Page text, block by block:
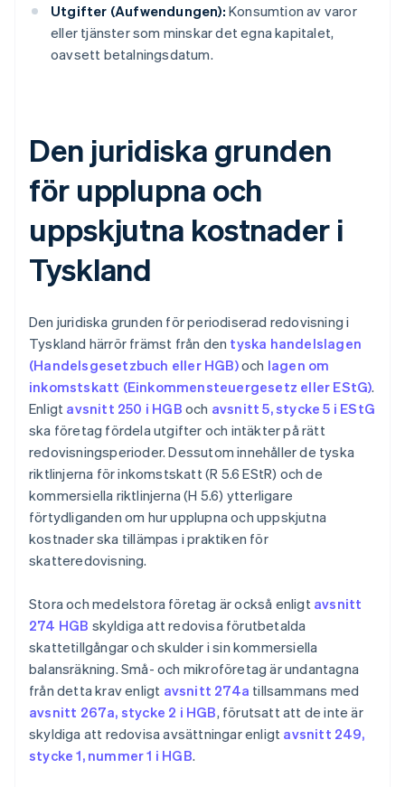
Utgifter (Aufwendungen): Konsumtion av varor
eller tjänster som minskar det egna kapitalet,
oavsett betalningsdatum.
Den juridiska grunden
för upplupna och
uppskjutna kostnader i
Tyskland
Den juridiska grunden för periodiserad redovisning i
Tyskland härrör främst från den tyska handelslagen
(Handelsgesetzbuch eller HGB)och lagen om
inkomstskatt (Einkommensteuergesetz eller EStG).
Enligt avsnitt 250 i HGB och avsnitt 5, stycke 5 i EStG
ska företag fördela utgifter och intäkter på rätt
redovisningsperioder. Dessutom innehåller de tyska
riktlinjerna för inkomstskatt (R 5.6 EStR) och de
kommersiella riktlinjerna (H 5.6) ytterligare
förtydliganden om hur upplupna och uppskjutna
kostnader ska tillämpas i praktiken för
skatteredovisning.
Stora och medelstora företag är också enligt avsnitt
274 HGB skyldiga att redovisa förutbetalda
skattetillgångar och skulder i sin kommersiella
balansräkning. Små- och mikroföretag är undantagna
från detta krav enligt avsnitt 274a tillsammans med
avsnitt 267a, stycke 2 i HGB, förutsatt att de inte är
skyldiga att redovisa avsättningar enligt avsnitt 249,
stycke 1, nummer 1 i HGB.